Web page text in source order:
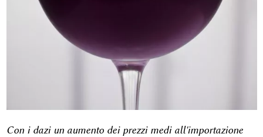
Con i dazi un aumento dei prezzi medi all'importazione